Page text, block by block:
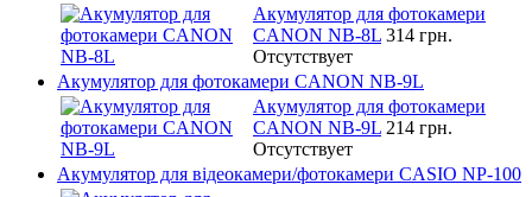
Акумулятор для фотокамери
CANON NB-8L 314 грн.
Отсутствует
Акумулятор для фотокамери CANON NB-9L
Акумулятор для фотокамери
CANON NB-9L 214 грн.
Отсутствует
Акумулятор для відеокамери/фотокамери CASIO NP-100